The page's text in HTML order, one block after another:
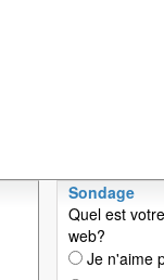
Sondage
Quel est
web?
Je n'aime